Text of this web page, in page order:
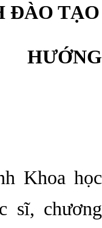
ĐÀO TẠO
Khoa học
sĩ, chương